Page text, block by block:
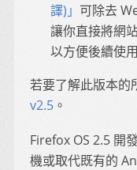
譯)」 可除去
讓你直接將網
以方便後續使
若要了解此版本的
v2.5 。
Firefox OS 2.5 開
機或取代既有的